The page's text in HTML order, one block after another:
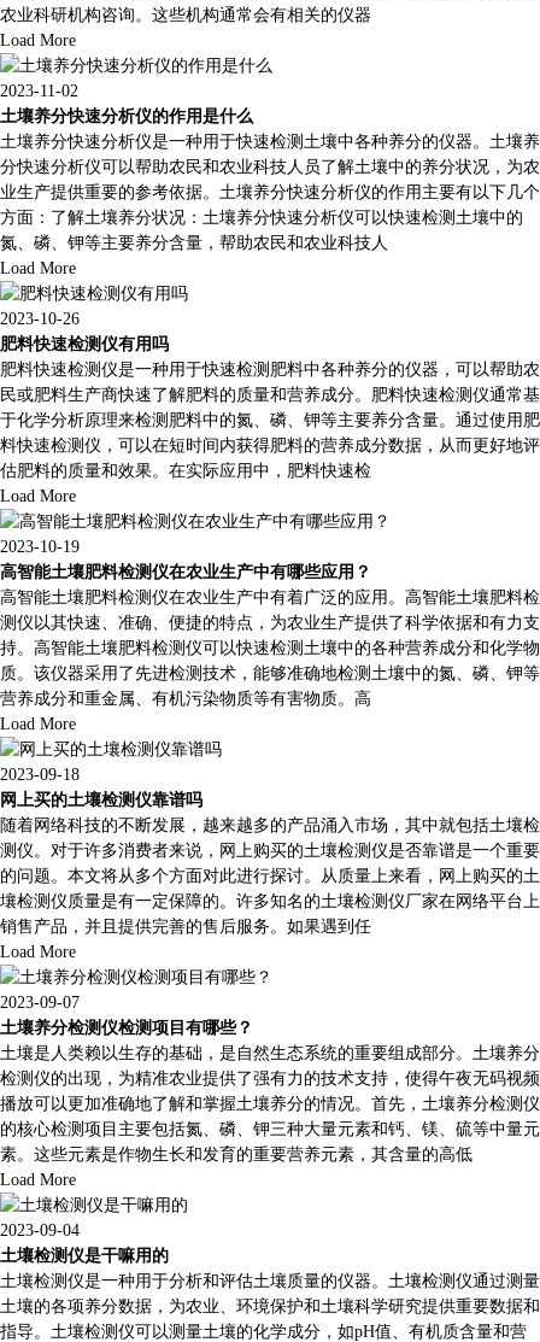
农业科研机构咨询。这些机构通常会有相关的仪器
Load More
2023-11-02
土壤养分快速分析仪的作用是什么
土壤养分快速分析仪是一种用于快速检测土壤中各种养分的仪器。土壤养
分快速分析仪可以帮助农民和农业科技人员了解土壤中的养分状况，为农
业生产提供重要的参考依据。土壤养分快速分析仪的作用主要有以下几个
方面：了解土壤养分状况：土壤养分快速分析仪可以快速检测土壤中的
氮、磷、钾等主要养分含量，帮助农民和农业科技人
Load More
2023-10-26
肥料快速检测仪有用吗
肥料快速检测仪是一种用于快速检测肥料中各种养分的仪器，可以帮助农
民或肥料生产商快速了解肥料的质量和营养成分。肥料快速检测仪通常基
于化学分析原理来检测肥料中的氮、磷、钾等主要养分含量。通过使用肥
料快速检测仪，可以在短时间内获得肥料的营养成分数据，从而更好地评
估肥料的质量和效果。在实际应用中，肥料快速检
Load More
2023-10-19
高智能土壤肥料检测仪在农业生产中有哪些应用？
高智能土壤肥料检测仪在农业生产中有着广泛的应用。高智能土壤肥料检
测仪以其快速、准确、便捷的特点，为农业生产提供了科学依据和有力支
持。高智能土壤肥料检测仪可以快速检测土壤中的各种营养成分和化学物
质。该仪器采用了先进检测技术，能够准确地检测土壤中的氮、磷、钾等
营养成分和重金属、有机污染物质等有害物质。高
Load More
2023-09-18
网上买的土壤检测仪靠谱吗
随着网络科技的不断发展，越来越多的产品涌入市场，其中就包括土壤检
测仪。对于许多消费者来说，网上购买的土壤检测仪是否靠谱是一个重要
的问题。本文将从多个方面对此进行探讨。从质量上来看，网上购买的土
壤检测仪质量是有一定保障的。许多知名的土壤检测仪厂家在网络平台上
销售产品，并且提供完善的售后服务。如果遇到任
Load More
2023-09-07
土壤养分检测仪检测项目有哪些？
土壤是人类赖以生存的基础，是自然生态系统的重要组成部分。土壤养分
检测仪的出现，为精准农业提供了强有力的技术支持，使得午夜无码视频
播放可以更加准确地了解和掌握土壤养分的情况。首先，土壤养分检测仪
的核心检测项目主要包括氮、磷、钾三种大量元素和钙、镁、硫等中量元
素。这些元素是作物生长和发育的重要营养元素，其含量的高低
Load More
2023-09-04
土壤检测仪是干嘛用的
土壤检测仪是一种用于分析和评估土壤质量的仪器。土壤检测仪通过测量
土壤的各项养分数据，为农业、环境保护和土壤科学研究提供重要数据和
指导。土壤检测仪可以测量土壤的化学成分，如pH值、有机质含量和营